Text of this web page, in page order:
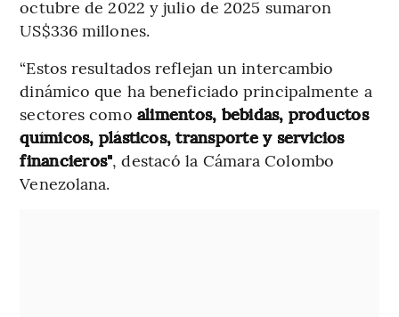
octubre de 2022 y julio de 2025 sumaron
US$336 millones.
“Estos resultados reflejan un intercambio
dinámico que ha beneficiado principalmente a
sectores como alimentos, bebidas, productos
químicos, plásticos, transporte y servicios
financieros", destacó la Cámara Colombo
Venezolana.